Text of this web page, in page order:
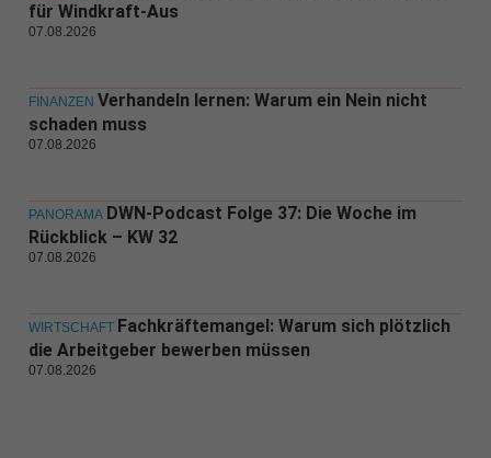
für Windkraft-Aus
07.08.2026
FINANZEN Verhandeln lernen: Warum ein Nein nicht
schaden muss
07.08.2026
PANORAMA DWN-Podcast Folge 37: Die Woche im
Rückblick – KW 32
07.08.2026
WIRTSCHAFT Fachkräftemangel: Warum sich plötzlich
die Arbeitgeber bewerben müssen
07.08.2026